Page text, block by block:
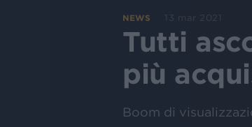
NEWS 13 mar 2021
Tutti
più
Boom di